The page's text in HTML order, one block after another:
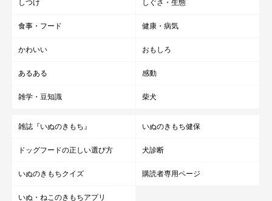
しつけ しぐさ・生態
食事・フード 健康・病気
かわいい おもしろ
あるある 感動
雑学・豆知識 柴犬
雑誌『いぬのきもち』 いぬのきもち健保
ドッグフードの正しい選び方 犬診断
いぬのきもちクイズ 購読者専用ページ
いぬ・ねこのきもちアプリ